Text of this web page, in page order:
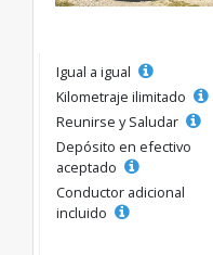
Igual a igual
Kilometraje ilimitado
Reunirse y Saludar
Depósito en efectivo
aceptado
Conductor adicional
incluido